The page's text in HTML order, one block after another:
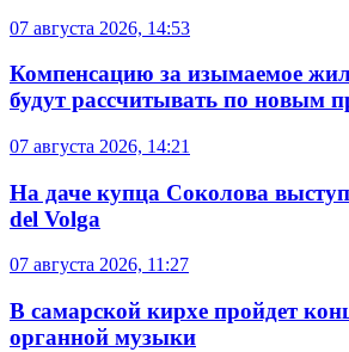
07 августа 2026, 14:53
Компенсацию за изымаемое
будут рассчитывать по новым
07 августа 2026, 14:21
На даче купца Соколова
del Volga
07 августа 2026, 11:27
В самарской кирхе пройдет
органной музыки